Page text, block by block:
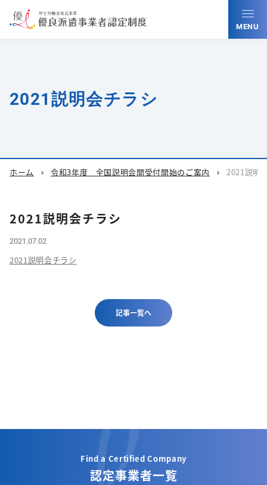
MENU
2021説明会チラシ
ホーム chevron_right 令和3年度 全国説明会開受付開始のご案内 chevron_right 2021説明
2021説明会チラシ
2021.07.02
2021説明会チラシ
記事一覧へ
Find a Certified Company
認定事業者一覧